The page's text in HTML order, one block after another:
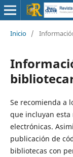
Inicio /
Se recomienda a
que incluyan esta
electrónicas.
publicación de
bibliotecas con